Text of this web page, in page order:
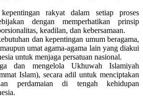
rakyat dalam setiap proses
dengan memperhatikan prinsip
keadilan, dan kebersamaan.
dan kepentingan umum beragama,
umat agama-agama lain yang diakui
untuk menjaga persatuan nasional.
dan mengelola Ukhuwah Islamiyah
Islam), secara adil untuk menciptakan
perdamaian di tengah kehidupan